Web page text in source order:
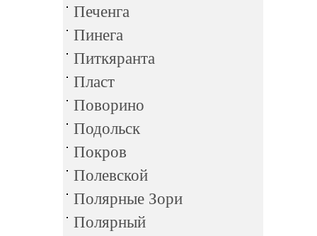
Печенга
Пинега
Питкяранта
Пласт
Поворино
Подольск
Покров
Полевской
Полярные Зори
Полярный